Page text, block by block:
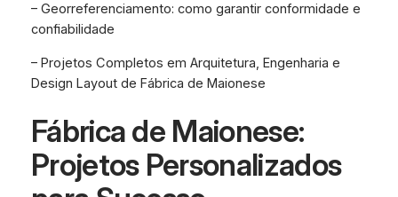
– Georreferenciamento: como garantir conformidade e
confiabilidade
– Projetos Completos em Arquitetura, Engenharia e
Design Layout de Fábrica de Maionese
Fábrica de Maionese:
Projetos Personalizados